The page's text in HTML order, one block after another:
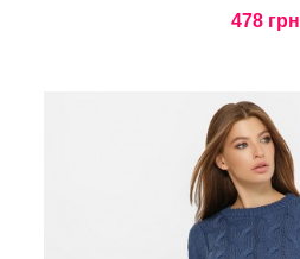
478 грн